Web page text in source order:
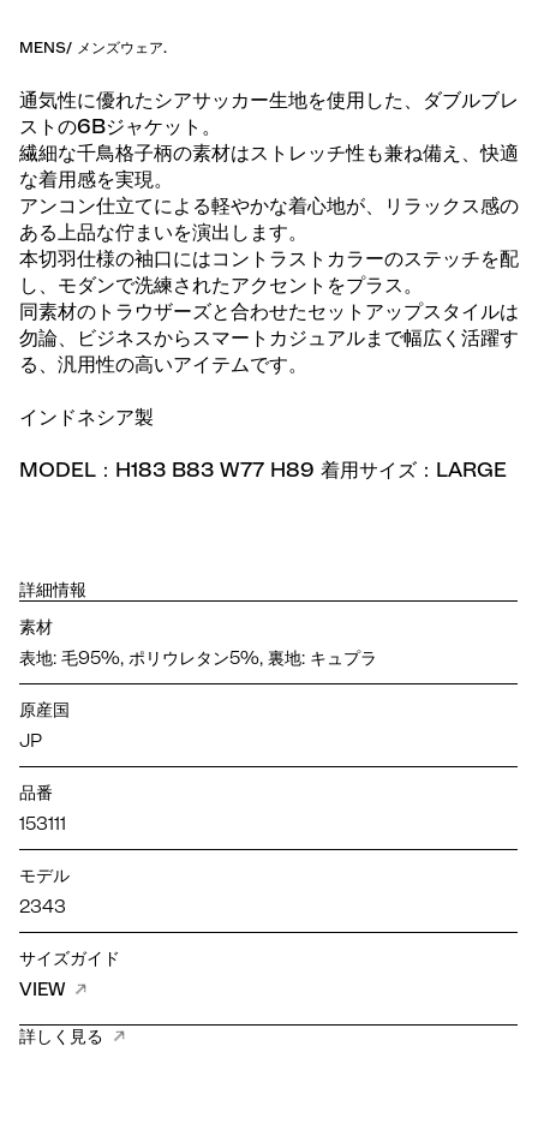
MENS/ メンズウェア.
通気性に優れたシアサッカー生地を使用した、ダブルブレ
ストの6Bジャケット。
繊細な千鳥格子柄の素材はストレッチ性も兼ね備え、快適
な着用感を実現。
アンコン仕立てによる軽やかな着心地が、リラックス感の
ある上品な佇まいを演出します。
本切羽仕様の袖口にはコントラストカラーのステッチを配
し、モダンで洗練されたアクセントをプラス。
同素材のトラウザーズと合わせたセットアップスタイルは
勿論、ビジネスからスマートカジュアルまで幅広く活躍す
る、汎用性の高いアイテムです。
インドネシア製
MODEL：H183 B83 W77 H89 着用サイズ：LARGE
詳細情報
素材
表地: 毛95%, ポリウレタン5%, 裏地: キュプラ
原産国
JP
品番
153111
モデル
2343
サイズガイド
VIEW
詳しく見る